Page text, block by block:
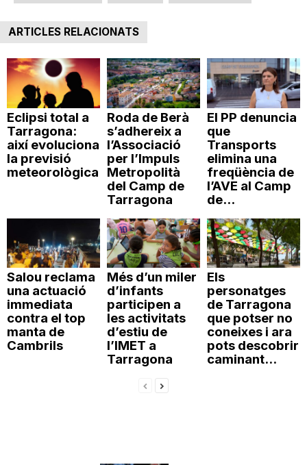
ARTICLES RELACIONATS
Eclipsi total a
Tarragona:
així evoluciona
la previsió
meteorològica
Roda de Berà
s’adhereix a
l’Associació
per l’Impuls
Metropolità
del Camp de
Tarragona
El PP denuncia
que
Transports
elimina una
freqüència de
l’AVE al Camp
de...
Salou reclama
una actuació
immediata
contra el top
manta de
Cambrils
Més d’un miler
d’infants
participen a
les activitats
d’estiu de
l’IMET a
Tarragona
Els
personatges
de Tarragona
que potser no
coneixes i ara
pots descobrir
caminant...